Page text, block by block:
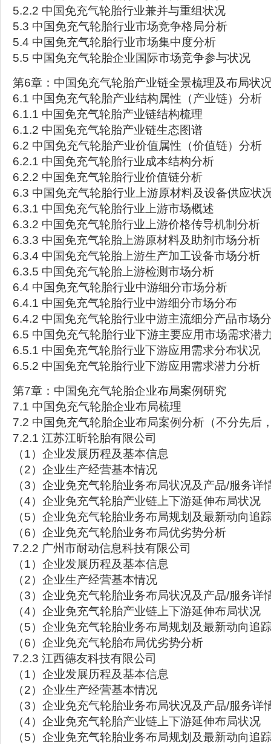
5.2.2 中国免充气轮胎行业兼并与重组状况
5.3 中国免充气轮胎行业市场竞争格局分析
5.4 中国免充气轮胎行业市场集中度分析
5.5 中国免充气轮胎企业国际市场竞争参与状况
第6章：中国免充气轮胎产业链全景梳理及布局状
6.1 中国免充气轮胎产业结构属性（产业链）分析
6.1.1 中国免充气轮胎产业链结构梳理
6.1.2 中国免充气轮胎产业链生态图谱
6.2 中国免充气轮胎产业价值属性（价值链）分析
6.2.1 中国免充气轮胎行业成本结构分析
6.2.2 中国免充气轮胎行业价值链分析
6.3 中国免充气轮胎行业上游原材料及设备供应状
6.3.1 中国免充气轮胎行业上游市场概述
6.3.2 中国免充气轮胎行业上游价格传导机制分析
6.3.3 中国免充气轮胎上游原材料及助剂市场分析
6.3.4 中国免充气轮胎上游生产加工设备市场分析
6.3.5 中国免充气轮胎上游检测市场分析
6.4 中国免充气轮胎行业中游细分市场分析
6.4.1 中国免充气轮胎行业中游细分市场分布
6.4.2 中国免充气轮胎行业中游主流细分产品市场
6.5 中国免充气轮胎行业下游主要应用市场需求潜
6.5.1 中国免充气轮胎行业下游应用需求分布状况
6.5.2 中国免充气轮胎行业下游应用需求潜力分析
第7章：中国免充气轮胎企业布局案例研究
7.1 中国免充气轮胎企业布局梳理
7.2 中国免充气轮胎企业布局案例分析（不分先后
7.2.1 江苏江昕轮胎有限公司
（1）企业发展历程及基本信息
（2）企业生产经营基本情况
（3）企业免充气轮胎业务布局状况及产品/服务详
（4）企业免充气轮胎产业链上下游延伸布局状况
（5）企业免充气轮胎业务布局规划及最新动向追
（6）企业免充气轮胎业务布局优劣势分析
7.2.2 广州市耐动信息科技有限公司
（1）企业发展历程及基本信息
（2）企业生产经营基本情况
（3）企业免充气轮胎业务布局状况及产品/服务详
（4）企业免充气轮胎产业链上下游延伸布局状况
（5）企业免充气轮胎业务布局规划及最新动向追
（6）企业免充气轮胎布局优劣势分析
7.2.3 江西德友科技有限公司
（1）企业发展历程及基本信息
（2）企业生产经营基本情况
（3）企业免充气轮胎业务布局状况及产品/服务详
（4）企业免充气轮胎产业链上下游延伸布局状况
（5）企业免充气轮胎业务布局规划及最新动向追